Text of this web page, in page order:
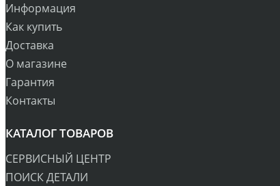
Информация
Как купить
Доставка
О магазине
Гарантия
Контакты
КАТАЛОГ ТОВАРОВ
СЕРВИСНЫЙ ЦЕНТР
ПОИСК ДЕТАЛИ